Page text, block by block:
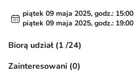
piątek 09 maja 2025, godz.: 15:00
piątek 09 maja 2025, godz.: 19:00
Biorą udział (1 /24)
Zainteresowani (0)